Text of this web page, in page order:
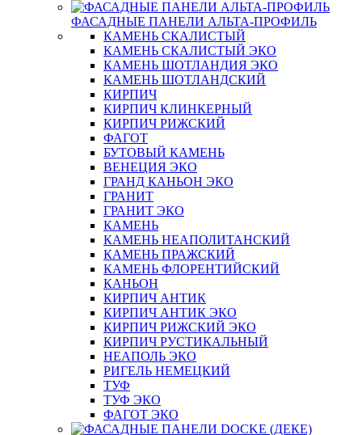
ФАСАДНЫЕ ПАНЕЛИ АЛЬТА-ПРОФИЛЬ
КАМЕНЬ СКАЛИСТЫЙ
КАМЕНЬ СКАЛИСТЫЙ ЭКО
КАМЕНЬ ШОТЛАНДИЯ ЭКО
КАМЕНЬ ШОТЛАНДСКИЙ
КИРПИЧ
КИРПИЧ КЛИНКЕРНЫЙ
КИРПИЧ РИЖСКИЙ
ФАГОТ
БУТОВЫЙ КАМЕНЬ
ВЕНЕЦИЯ ЭКО
ГРАНД КАНЬОН ЭКО
ГРАНИТ
ГРАНИТ ЭКО
КАМЕНЬ
КАМЕНЬ НЕАПОЛИТАНСКИЙ
КАМЕНЬ ПРАЖСКИЙ
КАМЕНЬ ФЛОРЕНТИЙСКИЙ
КАНЬОН
КИРПИЧ АНТИК
КИРПИЧ АНТИК ЭКО
КИРПИЧ РИЖСКИЙ ЭКО
КИРПИЧ РУСТИКАЛЬНЫЙ
НЕАПОЛЬ ЭКО
РИГЕЛЬ НЕМЕЦКИЙ
ТУФ
ТУФ ЭКО
ФАГОТ ЭКО